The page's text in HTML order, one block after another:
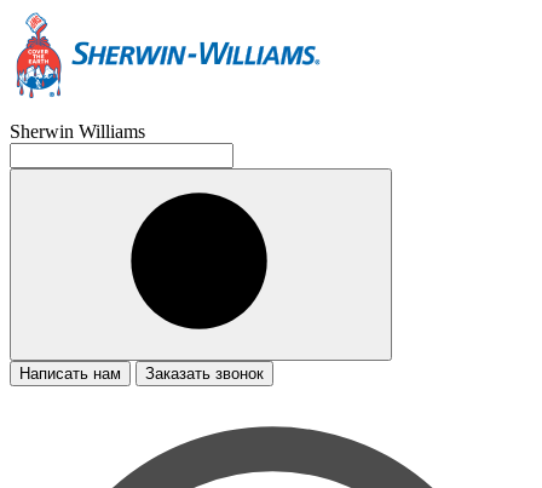
Sherwin Williams
Написать нам Заказать звонок